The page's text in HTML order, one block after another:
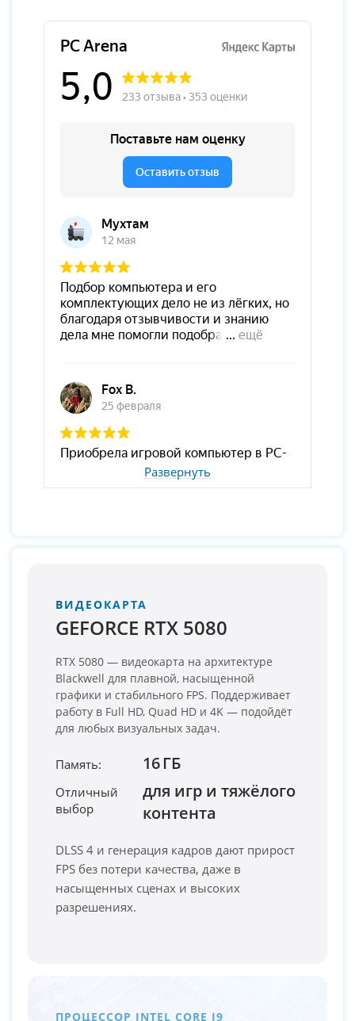
Развернуть
ВИДЕОКАРТА
GEFORCE RTX 5080
RTX 5080 — видеокарта на архитектуре
Blackwell для плавной, насыщенной
графики и стабильного FPS. Поддерживает
работу в Full HD, Quad HD и 4K — подойдёт
для любых визуальных задач.
Память: 16 ГБ
Отличный
выбор
для игр и тяжёлого
контента
DLSS 4 и генерация кадров дают прирост
FPS без потери качества, даже в
насыщенных сценах и высоких
разрешениях.
ПРОЦЕССОР INTEL CORE I9